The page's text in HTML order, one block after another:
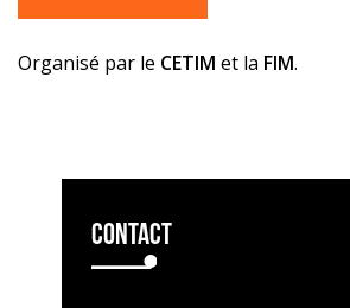
Organisé par le CETIM et la FIM.
Contact